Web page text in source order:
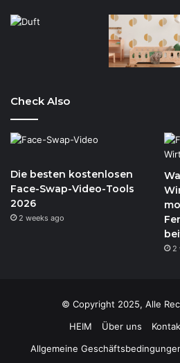
Check Also
Die besten kostenlosen
Face-Swap-Video-Tools
2026
2 weeks ago
2
© Copyright 2025, Alle
HEIM
Über uns
Allgemeine